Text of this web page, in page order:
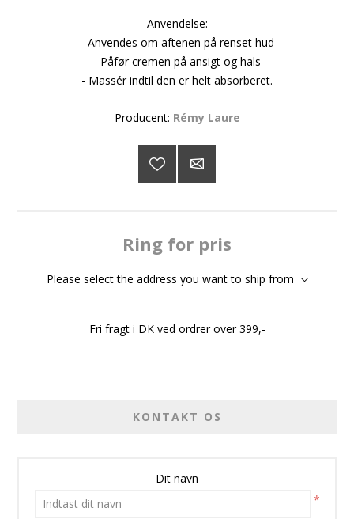
Anvendelse:
- Anvendes om aftenen på renset hud
- Påfør cremen på ansigt og hals
- Massér indtil den er helt absorberet.
Producent: Rémy Laure
Ring for pris
Please select the address you want to ship from
Fri fragt i DK ved ordrer over 399,-
KONTAKT OS
Dit navn
*